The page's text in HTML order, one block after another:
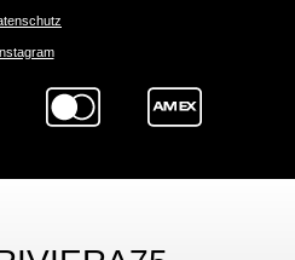
Instagram